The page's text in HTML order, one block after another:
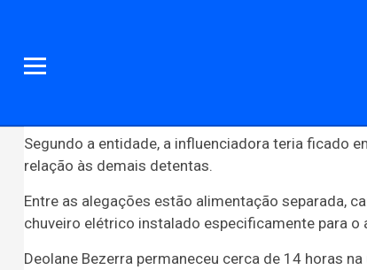
Segundo a entidade, a influenciadora teria ficado
relação às demais detentas.
Entre as alegações estão alimentação separada,
chuveiro elétrico instalado especificamente para o
Deolane Bezerra permaneceu cerca de 14 horas